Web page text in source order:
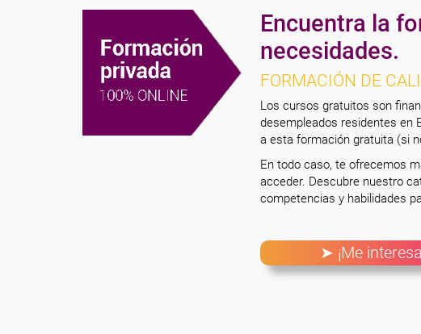
Encuentra la
necesidades.
FORMACIÓN DE
Los cursos gratuitos son
desempleados residentes en
a esta formación gratuita (si
En todo caso, te ofrecemos
acceder. Descubre nuestro
competencias y habilidades
➤ ¡Me